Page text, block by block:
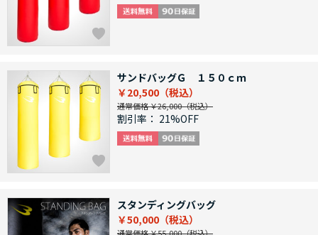
サンドバッグＧ １５０ｃｍ
￥20,500
通常価格 ￥26,000
割引率： 21%OFF
スタンディングバッグ
￥50,000